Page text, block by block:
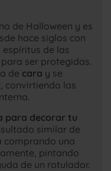
de Halloween y es
hace siglos con
de las
ser protegidas.
de cara y se
convirtiendo las
para decorar tu
similar de
comprando una
pintando
de un rotulador.